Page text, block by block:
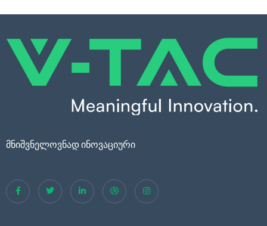
მნიშვნელოვნად ინოვაციური